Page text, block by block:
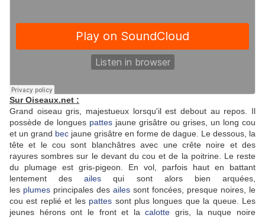
Sur Oiseaux.net :
Grand oiseau gris, majestueux lorsqu'il est debout au repos. Il
possède de longues pattes jaune grisâtre ou grises, un long cou
et un grand bec jaune grisâtre en forme de dague. Le dessous, la
tête et le cou sont blanchâtres avec une crête noire et des
rayures sombres sur le devant du cou et de la poitrine. Le reste
du plumage est gris-pigeon. En vol, parfois haut en battant
lentement desailes qui sont alors bien arquées,
les plumes principales des ailes sont foncées, presque noires, le
cou est replié et les pattes sont plus longues que la queue. Les
jeunes hérons ont le front et lacalotte gris, la nuque noire